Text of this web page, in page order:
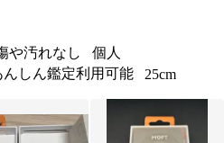
や汚れなし
個人
んしん鑑定利用可能 25cm